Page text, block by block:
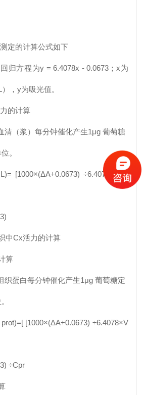
定的计算公式如下
归方程为y = 6.4078x - 0.0673；x为
，y为吸光值。
的计算
清（浆）每分钟催化产生1μg 葡萄糖
。
[1000×(ΔA+0.0673) ÷6.4078×V反
中Cx活力的计算
算
织蛋白每分钟催化产生1μg 葡萄糖定
[1000×(ΔA+0.0673) ÷6.4078×V
÷Cpr